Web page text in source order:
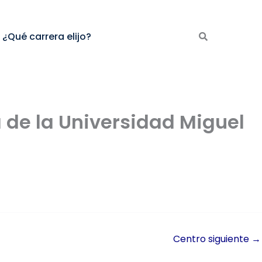
¿Qué carrera elijo?
la Universidad Miguel
Centro siguiente →